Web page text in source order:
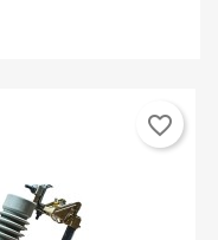
favorite_border